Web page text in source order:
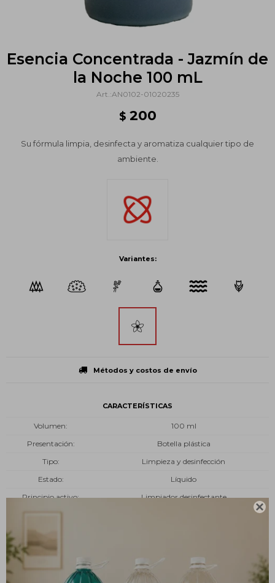

Esencia Concentrada - Jazmín de
la Noche 100 mL
AN0102-01020235
$ 200
Su fórmula limpia, desinfecta y aromatiza cualquier tipo de
ambiente.
Variantes:
Métodos y costos de envío
CARACTERÍSTICAS
Volumen
100 ml
Presentación
Botella plástica
Tipo
Limpieza y desinfección
Estado
Líquido
Principio activo
Limpiador desinfectante